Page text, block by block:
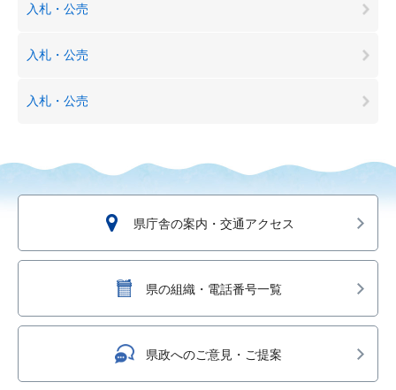
入札・公売
入札・公売
入札・公売
県庁舎の案内・交通アクセス
県の組織・電話番号一覧
県政へのご意見・ご提案